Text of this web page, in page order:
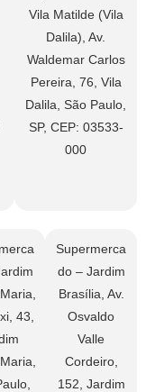
Vila Matilde (Vila
Dalila), Av.
Waldemar Carlos
Pereira, 76, Vila
Dalila, São Paulo,
SP, CEP: 03533-
000
43,
Supermerca
do – Jardim
Brasília, Av.
Osvaldo
Valle
Cordeiro,
152, Jardim